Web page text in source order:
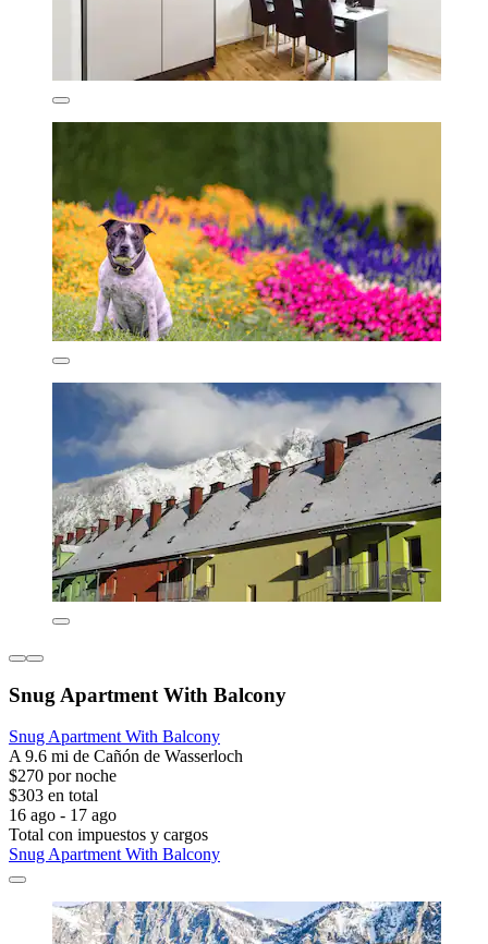
Snug Apartment With Balcony
Snug Apartment With Balcony
A 9.6 mi de Cañón de Wasserloch
$270 por noche
$303 en total
16 ago - 17 ago
Total con impuestos y cargos
Snug Apartment With Balcony